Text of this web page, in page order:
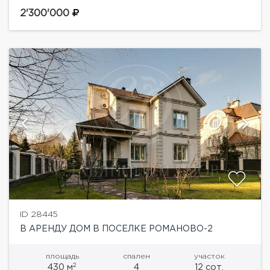
холл, тренажерный зал, SPA- зона: турецкая баня,
2'300'000
ID 28445
В АРЕНДУ ДОМ В ПОСЕЛКЕ РОМАНОВО-2
площадь
430 м2
спален
4
участок
12 сот.